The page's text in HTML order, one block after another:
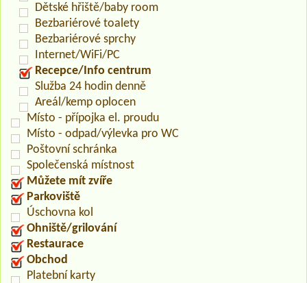
Dětské hřiště/baby room
Bezbariérové toalety
Bezbariérové sprchy
Internet/WiFi/PC
Recepce/Info centrum
Služba 24 hodin denně
Areál/kemp oplocen
Místo - přípojka el. proudu
Místo - odpad/výlevka pro WC
Poštovní schránka
Společenská místnost
Můžete mít zvíře
Parkoviště
Úschovna kol
Ohniště/grilování
Restaurace
Obchod
Platební karty